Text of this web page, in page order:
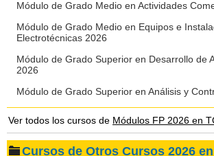
Módulo de Grado Medio en Actividades
Módulo de Grado Medio en Equipos e
Electrotécnicas 2026
Módulo de Grado Superior en Desarrollo de
2026
Módulo de Grado Superior en Análisis y
Ver todos los cursos de Módulos FP 2026 en
Cursos de Otros Cursos 2026